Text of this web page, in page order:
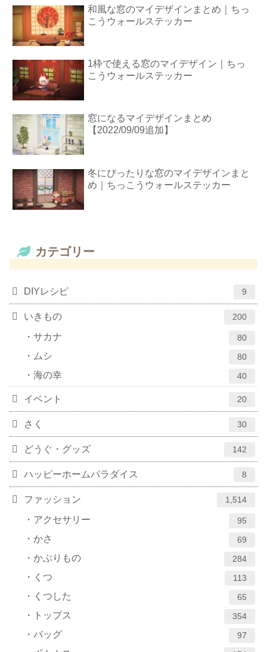
和風な窓のマイデザインまとめ｜ちっ
こうウォールステッカー
1枠で使える窓のマイデザイン｜ちっ
こうウォールステッカー
窓になるマイデザインまとめ
【2022/09/09追加】
冬にぴったりな窓のマイデザインまと
め｜ちっこうウォールステッカー
カテゴリー
DIYレシピ 9
いきもの 200
サカナ 80
ムシ 80
海の幸 40
イベント 20
さく 30
どうぐ・グッズ 142
ハッピーホームパラダイス 8
ファッション 1,514
アクセサリー 95
かさ 69
かぶりもの 284
くつ 113
くつした 65
トップス 354
バッグ 97